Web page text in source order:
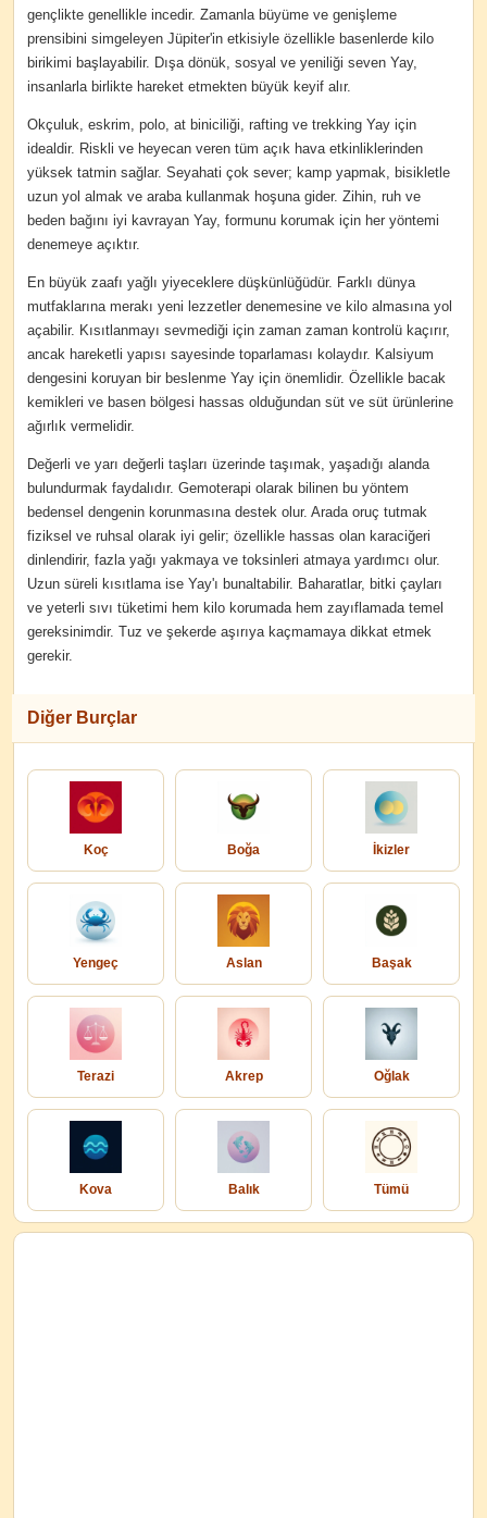
gençlikte genellikle incedir. Zamanla büyüme ve genişleme
prensibini simgeleyen Jüpiter'in etkisiyle özellikle basenlerde kilo
birikimi başlayabilir. Dışa dönük, sosyal ve yeniliği seven Yay,
insanlarla birlikte hareket etmekten büyük keyif alır.
Okçuluk, eskrim, polo, at biniciliği, rafting ve trekking Yay için
idealdir. Riskli ve heyecan veren tüm açık hava etkinliklerinden
yüksek tatmin sağlar. Seyahati çok sever; kamp yapmak, bisikletle
uzun yol almak ve araba kullanmak hoşuna gider. Zihin, ruh ve
beden bağını iyi kavrayan Yay, formunu korumak için her yöntemi
denemeye açıktır.
En büyük zaafı yağlı yiyeceklere düşkünlüğüdür. Farklı dünya
mutfaklarına merakı yeni lezzetler denemesine ve kilo almasına yol
açabilir. Kısıtlanmayı sevmediği için zaman zaman kontrolü kaçırır,
ancak hareketli yapısı sayesinde toparlaması kolaydır. Kalsiyum
dengesini koruyan bir beslenme Yay için önemlidir. Özellikle bacak
kemikleri ve basen bölgesi hassas olduğundan süt ve süt ürünlerine
ağırlık vermelidir.
Değerli ve yarı değerli taşları üzerinde taşımak, yaşadığı alanda
bulundurmak faydalıdır. Gemoterapi olarak bilinen bu yöntem
bedensel dengenin korunmasına destek olur. Arada oruç tutmak
fiziksel ve ruhsal olarak iyi gelir; özellikle hassas olan karaciğeri
dinlendirir, fazla yağı yakmaya ve toksinleri atmaya yardımcı olur.
Uzun süreli kısıtlama ise Yay'ı bunaltabilir. Baharatlar, bitki çayları
ve yeterli sıvı tüketimi hem kilo korumada hem zayıflamada temel
gereksinimdir. Tuz ve şekerde aşırıya kaçmamaya dikkat etmek
gerekir.
Diğer Burçlar
Koç Boğa İkizler
Yengeç Aslan Başak
Terazi Akrep Oğlak
Kova Balık Tümü